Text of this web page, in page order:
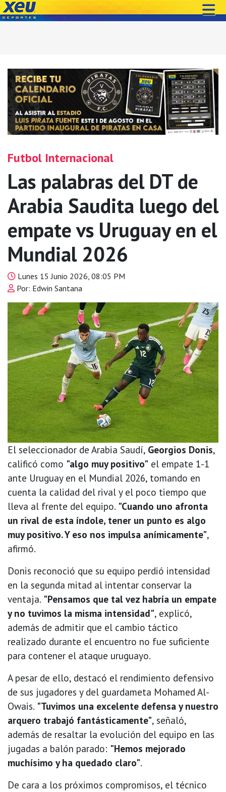
Futbol Internacional
Las palabras del DT de
Arabia Saudita luego del
empate vs Uruguay en el
Mundial 2026
Lunes 15 Junio 2026, 08:05 PM
Por: Edwin Santana
El seleccionador de Arabia Saudí, Georgios Donis,
calificó como "algo muy positivo" el empate 1-1
ante Uruguay en el Mundial 2026, tomando en
cuenta la calidad del rival y el poco tiempo que
lleva al frente del equipo. "Cuando uno afronta
un rival de esta índole, tener un punto es algo
muy positivo. Y eso nos impulsa anímicamente",
afirmó.
Donis reconoció que su equipo perdió intensidad
en la segunda mitad al intentar conservar la
ventaja. "Pensamos que tal vez habría un empate
y no tuvimos la misma intensidad", explicó,
además de admitir que el cambio táctico
realizado durante el encuentro no fue suficiente
para contener el ataque uruguayo.
A pesar de ello, destacó el rendimiento defensivo
de sus jugadores y del guardameta Mohamed Al-
Owais. "Tuvimos una excelente defensa y nuestro
arquero trabajó fantásticamente", señaló,
además de resaltar la evolución del equipo en las
jugadas a balón parado: "Hemos mejorado
muchísimo y ha quedado claro".
De cara a los próximos compromisos, el técnico